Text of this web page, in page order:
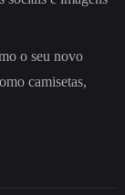
o seu novo
camisetas,